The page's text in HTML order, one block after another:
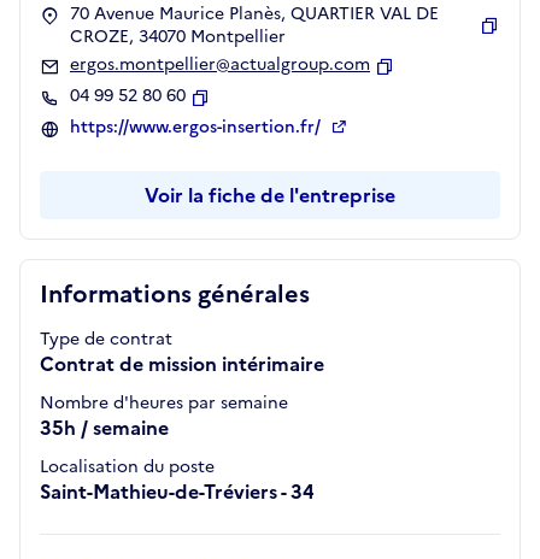
Informations générales
Type de contrat
Contrat de mission intérimaire
Nombre d'heures par semaine
35h / semaine
Localisation du poste
Saint-Mathieu-de-Tréviers - 34
70 Avenue Maurice Planès, QUARTIER VAL DE
CROZE, 34070 Montpellier
ergos.montpellier@actualgroup.com
04 99 52 80 60
Copier
https://www.ergos-insertion.fr/
Voir la fiche de l'entreprise